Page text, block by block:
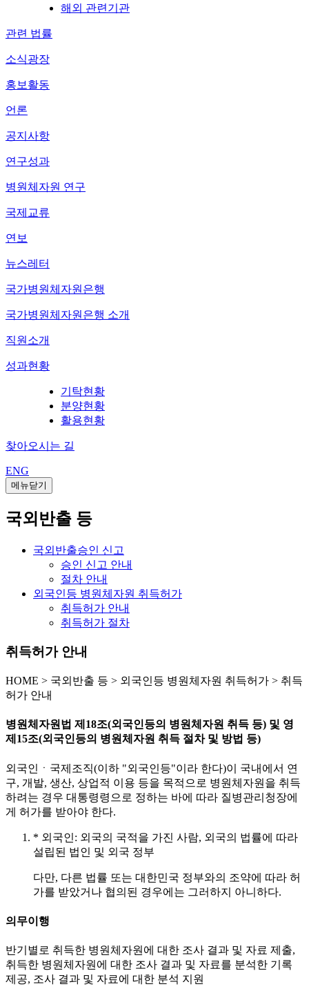
해외 관련기관
관련 법률
소식광장
홍보활동
언론
공지사항
연구성과
병원체자원 연구
국제교류
연보
뉴스레터
국가병원체자원은행
국가병원체자원은행 소개
직원소개
성과현황
기탁현황
분양현황
활용현황
찾아오시는 길
ENG
메뉴닫기
국외반출 등
국외반출승인 신고
승인 신고 안내
절차 안내
외국인등 병원체자원 취득허가
취득허가 안내
취득허가 절차
취득허가 안내
HOME > 국외반출 등 > 외국인등 병원체자원 취득허가 > 취득
허가 안내
병원체자원법 제18조(외국인등의 병원체자원 취득 등) 및 영
제15조(외국인등의 병원체자원 취득 절차 및 방법 등)
외국인ㆍ국제조직(이하 "외국인등"이라 한다)이 국내에서 연
구, 개발, 생산, 상업적 이용 등을 목적으로 병원체자원을 취득
하려는 경우 대통령령으로 정하는 바에 따라 질병관리청장에
게 허가를 받아야 한다.
* 외국인: 외국의 국적을 가진 사람, 외국의 법률에 따라
설립된 법인 및 외국 정부
다만, 다른 법률 또는 대한민국 정부와의 조약에 따라 허
가를 받았거나 협의된 경우에는 그러하지 아니하다.
의무이행
반기별로 취득한 병원체자원에 대한 조사 결과 및 자료 제출,
취득한 병원체자원에 대한 조사 결과 및 자료를 분석한 기록
제공, 조사 결과 및 자료에 대한 분석 지원